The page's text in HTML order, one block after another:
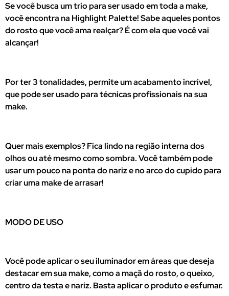
Se você busca um trio para ser usado em toda a make,
você encontra na Highlight Palette! Sabe aqueles pontos
do rosto que você ama realçar? É com ela que você vai
alcançar!
Por ter 3 tonalidades, permite um acabamento incrível,
que pode ser usado para técnicas profissionais na sua
make.
Quer mais exemplos? Fica lindo na região interna dos
olhos ou até mesmo como sombra. Você também pode
usar um pouco na ponta do nariz e no arco do cupido para
criar uma make de arrasar!
MODO DE USO
Você pode aplicar o seu iluminador em áreas que deseja
destacar em sua make, como a maçã do rosto, o queixo,
centro da testa e nariz. Basta aplicar o produto e esfumar.